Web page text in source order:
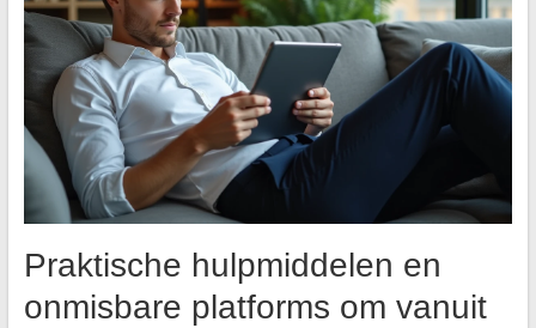
Praktische hulpmiddelen en
onmisbare platforms om vanuit